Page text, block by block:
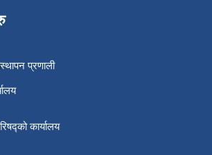
प्रणाली
कार्यालय